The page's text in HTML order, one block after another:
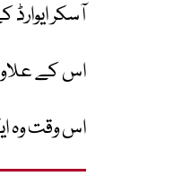
آسکر ایوارڈ
اس کے علاوہ مشن
اس وقت وہ